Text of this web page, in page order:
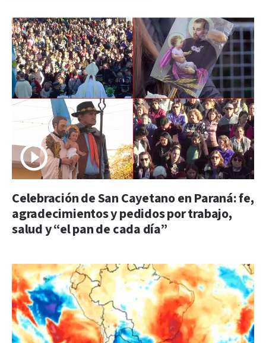
Celebración de San Cayetano en Paraná: fe,
agradecimientos y pedidos por trabajo,
salud y “el pan de cada día”